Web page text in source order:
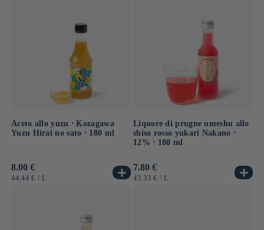
Aceto allo yuzu ⋅ Kozagawa
Yuzu Hirai no sato ⋅ 180 ml
Prezzo
di
8.00 €
PREZZO
44.44 € / PER
L
Liquore di prugne umeshu allo
shiso rosso yukari Nakano ⋅
12% ⋅ 180 ml
Prezzo
di
7.80 €
PREZZO
43.33 € / PER
L